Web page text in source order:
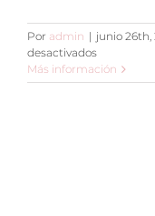
Por admin | junio 26th,
desactivadosen
El
jamón
Más información